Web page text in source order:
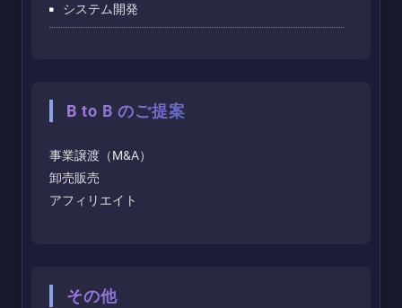
システム開発
B to B のご提案
事業譲渡（M&A）
卸売販売
アフィリエイト
その他